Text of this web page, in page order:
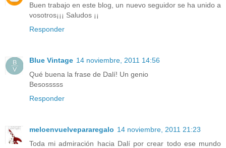
Buen trabajo en este blog, un nuevo seguidor se ha unido a
vosotros¡¡¡ Saludos ¡¡
Responder
Blue Vintage 14 noviembre, 2011 14:56
Qué buena la frase de Dalí! Un genio
Besosssss
Responder
meloenvuelvepararegalo 14 noviembre, 2011 21:23
Toda mi admiración hacia Dalí por crear todo ese mundo